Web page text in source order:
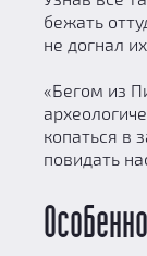
бежать
не догнал
«Бегом из
копаться в
повидать